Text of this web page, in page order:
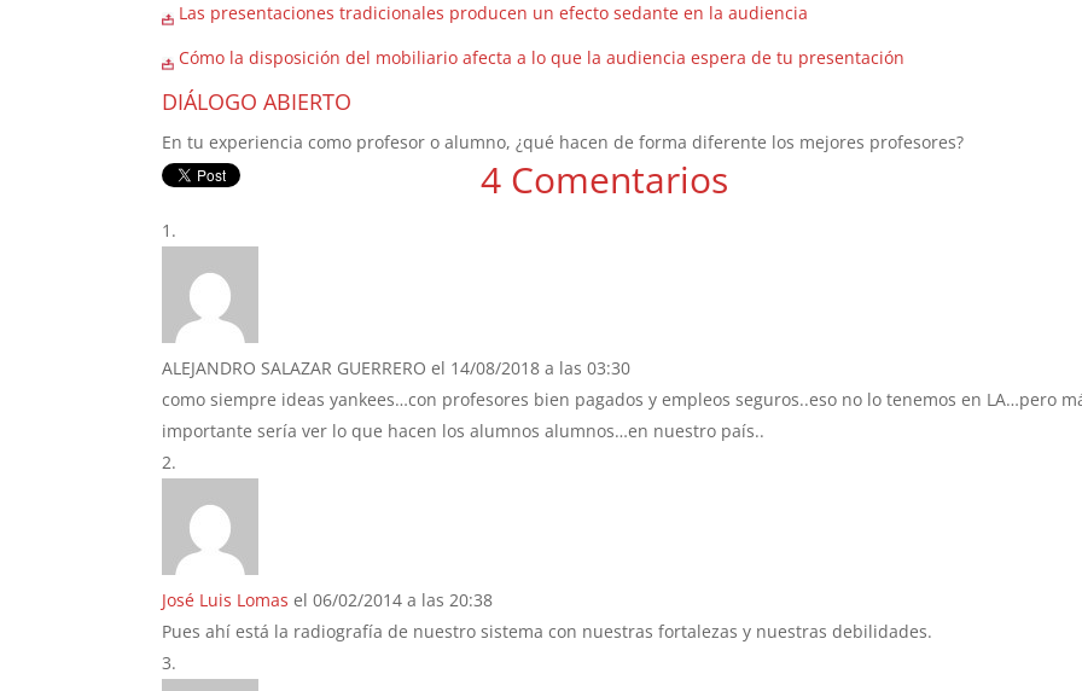
Las presentaciones tradicionales producen un efecto sedante en la audiencia
Cómo la disposición del mobiliario afecta a lo que la audiencia espera de tu presentación
DIÁLOGO ABIERTO
En tu experiencia como profesor o alumno, ¿qué hacen de forma diferente los mejores profesores?
4 Comentarios
ALEJANDRO SALAZAR GUERRERO el 14/08/2018 a las 03:30
como siempre ideas yankees…con profesores bien pagados y empleos seguros..eso no lo tenemos en LA…pero
importante sería ver lo que hacen los alumnos alumnos…en nuestro país..
José Luis Lomas el 06/02/2014 a las 20:38
Pues ahí está la radiografía de nuestro sistema con nuestras fortalezas y nuestras debilidades.